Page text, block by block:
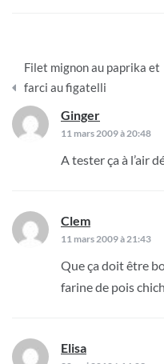
de
l’article
Filet mignon au paprika et
farci au figatelli
Ginger
11 mars 2009 à 20:48
A tester ça à l’air
Clem
11 mars 2009 à 21:43
Que ça doit être
farine de pois
Elisa